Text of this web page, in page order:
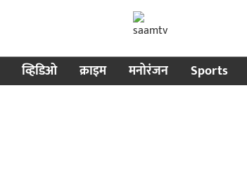
व्हिडिओ क्राइम मनोरंजन Sports